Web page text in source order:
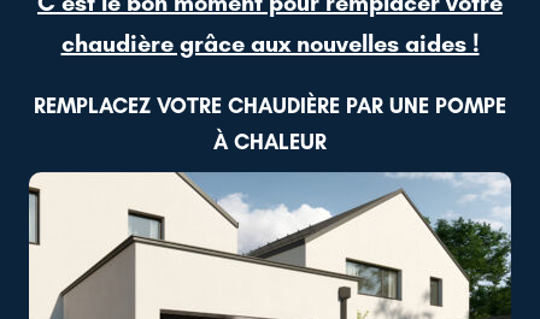
Loiré (49)
Isolation thermique par l’extérieur à Loiré
chaudière grâce aux nouvelles aides !
REMPLACEZ VOTRE CHAUDIÈRE PAR UNE POMPE
À CHALEUR